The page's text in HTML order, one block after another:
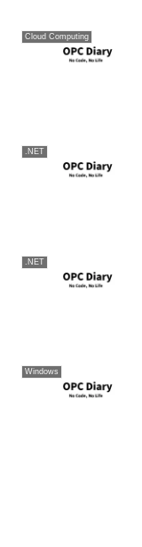
Cloud Computing
.NET
.NET
Windows